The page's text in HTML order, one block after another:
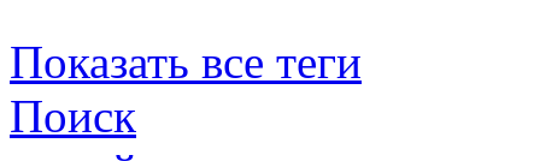
Показать все теги
Поиск